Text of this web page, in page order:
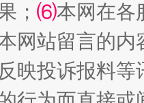
； ⑹本网在各
网站留言的内
映投诉报料